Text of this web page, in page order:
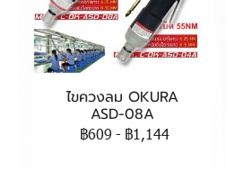
ไขควงลม OKURA
ASD-08A
฿609 - ฿1,144